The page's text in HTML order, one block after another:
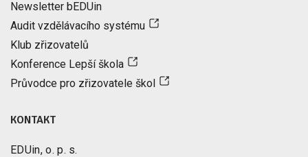
Newsletter bEDUin
Audit vzdělávacího systému
Klub zřizovatelů
Konference Lepší škola
Průvodce pro zřizovatele škol
KONTAKT
EDUin, o. p. s.